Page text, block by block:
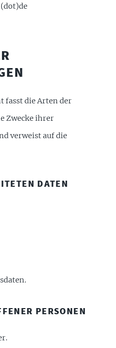
fasst die Arten der
Zwecke ihrer
verweist auf die
DATEN
PERSONEN